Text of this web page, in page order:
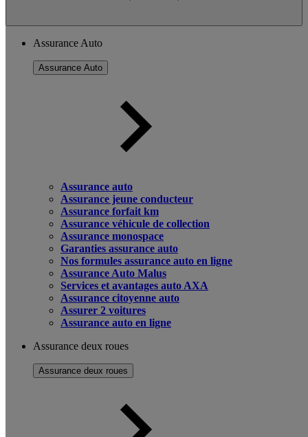
Assurance Auto
Assurance Auto
Assurance auto
Assurance jeune conducteur
Assurance forfait km
Assurance véhicule de collection
Assurance monospace
Garanties assurance auto
Nos formules assurance auto en ligne
Assurance Auto Malus
Services et avantages auto AXA
Assurance citoyenne auto
Assurer 2 voitures
Assurance auto en ligne
Assurance deux roues
Assurance deux roues